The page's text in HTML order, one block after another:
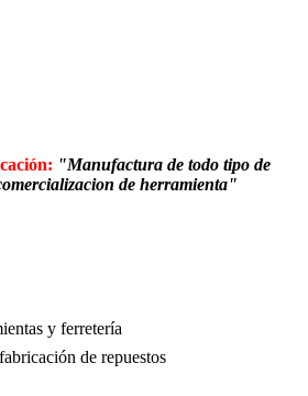
"Manufactura de todo tipo de
de herramienta"
y ferretería
de repuestos